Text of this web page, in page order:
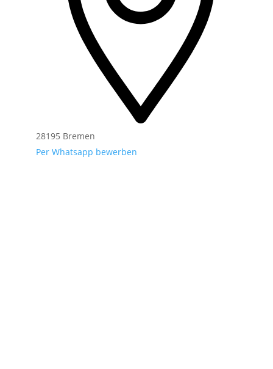
28195 Bremen
Per Whatsapp bewerben